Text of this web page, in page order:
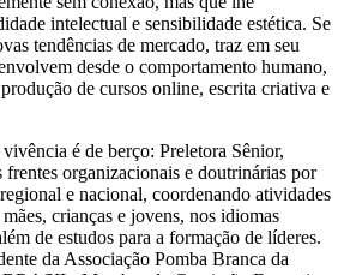
intelectual e sensibilidade estética. Se
tendências de mercado, traz em seu
desde o comportamento humano,
de cursos online, escrita criativa e
é de berço: Preletora Sênior,
organizacionais e doutrinárias por
e nacional, coordenando atividades
crianças e jovens, nos idiomas
de estudos para a formação de líderes.
da Associação Pomba Branca da